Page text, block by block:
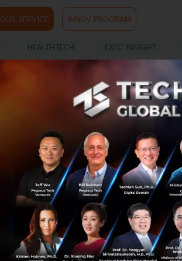
OUR SERVICE INNOV PROGRAM
HEALTHTECH EXEC INSIGHT
MIT เปิดคลังความรู้ระดับโ
ฟรีบน edX ตั้งแต่
Chain
เปิดวาร์ป 16 คอร์สออนไลน์ฟรี
ทั้ง Python, การเงิน, วิศวกรร
ความรู้ระดับโลกได้ที่บ้าน เริ่ม
มกราคม 16, 2026| ByTechsauce
2